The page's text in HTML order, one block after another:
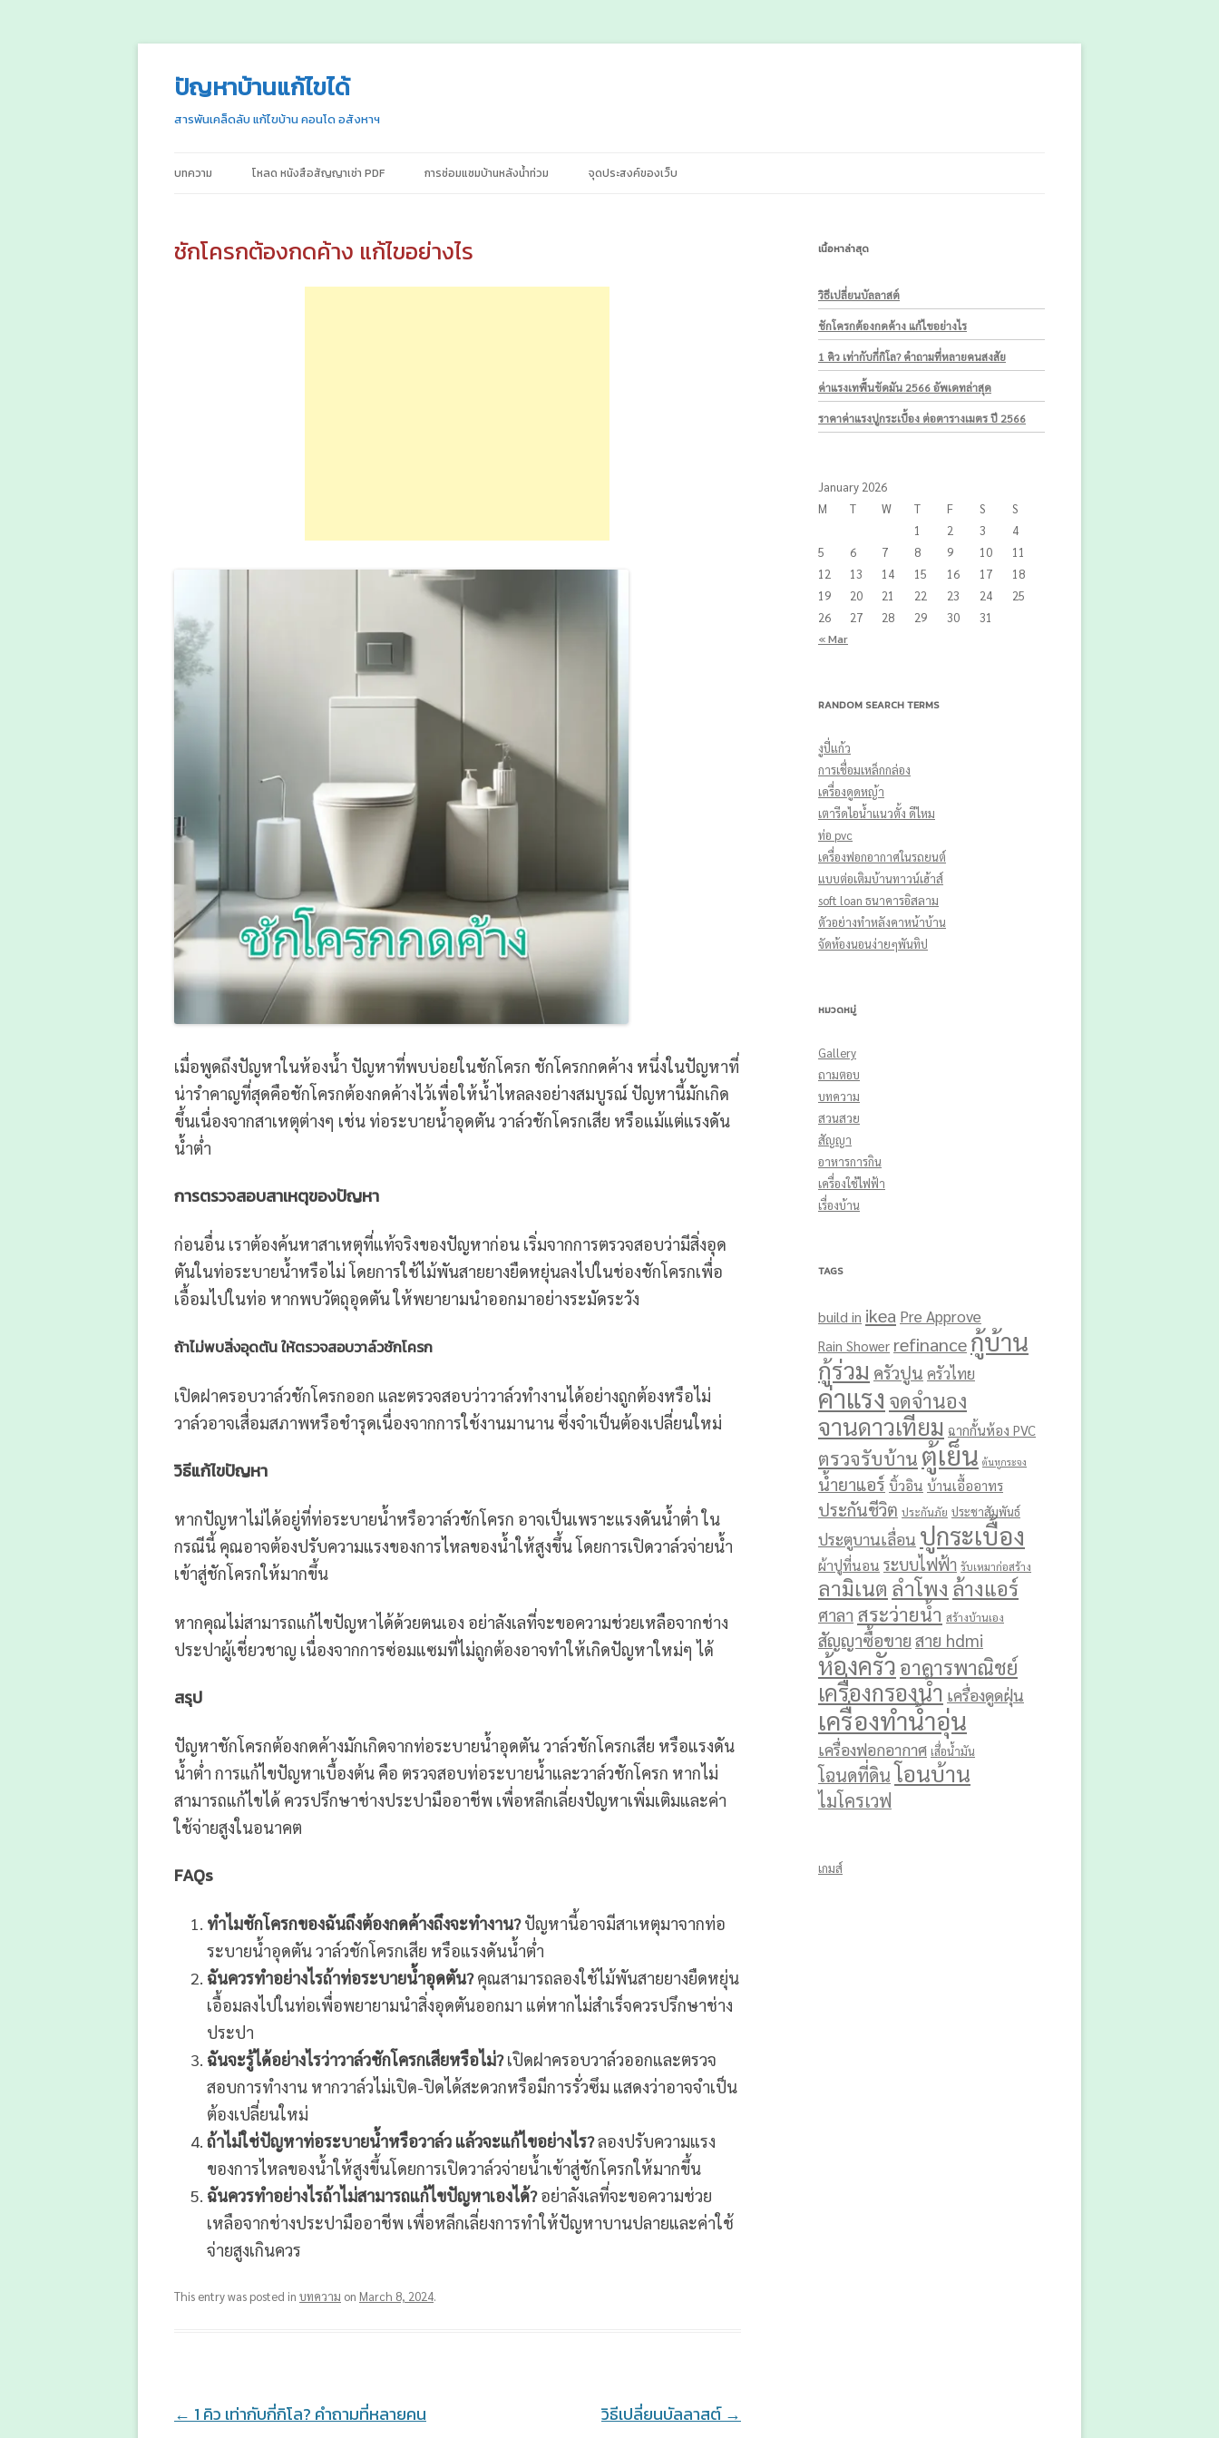
ปัญหาบ้านแก้ไขได้
สารพันเคล็ดลับ แก้ไขบ้าน คอนโด อสังหาฯ
Skip
บทความ โหลด หนังสือสัญญาเช่า PDF การซ่อมแซมบ้านหลังน้ำท่วม จุดประสงค์ของเว็บ
ชักโครกต้องกดค้าง แก้ไขอย่างไร
เมื่อพูดถึงปัญหาในห้องน้ำ ปัญหาที่พบบ่อยในชักโครก ชักโครกกดค้าง หนึ่งในปัญหาที่
น่ารำคาญที่สุดคือชักโครกต้องกดค้างไว้เพื่อให้น้ำไหลลงอย่างสมบูรณ์ ปัญหานี้มักเกิด
ขึ้นเนื่องจากสาเหตุต่างๆ เช่น ท่อระบายน้ำอุดตัน วาล์วชักโครกเสีย หรือแม้แต่แรงดัน
น้ำต่ำ
การตรวจสอบสาเหตุของปัญหา
ก่อนอื่น เราต้องค้นหาสาเหตุที่แท้จริงของปัญหาก่อน เริ่มจากการตรวจสอบว่ามีสิ่งอุด
ตันในท่อระบายน้ำหรือไม่ โดยการใช้ไม้พันสายยางยืดหยุ่นลงไปในช่องชักโครกเพื่อ
เอื้อมไปในท่อ หากพบวัตถุอุดตัน ให้พยายามนำออกมาอย่างระมัดระวัง
ถ้าไม่พบสิ่งอุดตัน ให้ตรวจสอบวาล์วชักโครก
เปิดฝาครอบวาล์วชักโครกออก และตรวจสอบว่าวาล์วทำงานได้อย่างถูกต้องหรือไม่
วาล์วอาจเสื่อมสภาพหรือชำรุดเนื่องจากการใช้งานมานาน ซึ่งจำเป็นต้องเปลี่ยนใหม่
วิธีแก้ไขปัญหา
หากปัญหาไม่ได้อยู่ที่ท่อระบายน้ำหรือวาล์วชักโครก อาจเป็นเพราะแรงดันน้ำต่ำ ใน
กรณีนี้ คุณอาจต้องปรับความแรงของการไหลของน้ำให้สูงขึ้น โดยการเปิดวาล์วจ่ายน้ำ
เข้าสู่ชักโครกให้มากขึ้น
หากคุณไม่สามารถแก้ไขปัญหาได้ด้วยตนเอง อย่าลังเลที่จะขอความช่วยเหลือจากช่าง
ประปาผู้เชี่ยวชาญ เนื่องจากการซ่อมแซมที่ไม่ถูกต้องอาจทำให้เกิดปัญหาใหม่ๆ ได้
สรุป
ปัญหาชักโครกต้องกดค้างมักเกิดจากท่อระบายน้ำอุดตัน วาล์วชักโครกเสีย หรือแรงดัน
น้ำต่ำ การแก้ไขปัญหาเบื้องต้น คือ ตรวจสอบท่อระบายน้ำและวาล์วชักโครก หากไม่
สามารถแก้ไขได้ ควรปรึกษาช่างประปามืออาชีพ เพื่อหลีกเลี่ยงปัญหาเพิ่มเติมและค่า
ใช้จ่ายสูงในอนาคต
FAQs
ทำไมชักโครกของฉันถึงต้องกดค้างถึงจะทำงาน?ปัญหานี้อาจมีสาเหตุมาจากท่อ
ระบายน้ำอุดตัน วาล์วชักโครกเสีย หรือแรงดันน้ำต่ำ
ฉันควรทำอย่างไรถ้าท่อระบายน้ำอุดตัน?คุณสามารถลองใช้ไม้พันสายยางยืดหยุ่น
เอื้อมลงไปในท่อเพื่อพยายามนำสิ่งอุดตันออกมา แต่หากไม่สำเร็จควรปรึกษาช่าง
ประปา
ฉันจะรู้ได้อย่างไรว่าวาล์วชักโครกเสียหรือไม่?เปิดฝาครอบวาล์วออกและตรวจ
สอบการทำงาน หากวาล์วไม่เปิด-ปิดได้สะดวกหรือมีการรั่วซึม แสดงว่าอาจจำเป็น
ต้องเปลี่ยนใหม่
ถ้าไม่ใช่ปัญหาท่อระบายน้ำหรือวาล์ว แล้วจะแก้ไขอย่างไร?ลองปรับความแรง
ของการไหลของน้ำให้สูงขึ้นโดยการเปิดวาล์วจ่ายน้ำเข้าสู่ชักโครกให้มากขึ้น
ฉันควรทำอย่างไรถ้าไม่สามารถแก้ไขปัญหาเองได้?อย่าลังเลที่จะขอความช่วย
เหลือจากช่างประปามืออาชีพ เพื่อหลีกเลี่ยงการทำให้ปัญหาบานปลายและค่าใช้
จ่ายสูงเกินควร
This entry was posted in บทความ on March 8, 2024.
Post
← 1 คิว เท่ากับกี่กิโล? คำถามที่หลายคน
วิธีเปลี่ยนบัลลาสต์ →
เนื้อหาล่าสุด
วิธีเปลี่ยนบัลลาสต์
ชักโครกต้องกดค้าง แก้ไขอย่างไร
1 คิว เท่ากับกี่กิโล? คำถามที่หลายคนสงสัย
ค่าแรงเทพื้นขัดมัน 2566 อัพเดทล่าสุด
ราคาค่าแรงปูกระเบื้อง ต่อตารางเมตร ปี 2566
January 2026
M
T W T F S
S
1
2 3
4
5
6 7 8 9 10
11
12
13 14 15 16 17
18
19
20 21 22 23 24
25
26
27 28 29 30 31
« Mar
RANDOM SEARCH TERMS
งูปี่แก้ว
การเชื่อมเหล็กกล่อง
เครื่องดูดหญ้า
เตารีดไอน้ําแนวตั้ง ดีไหม
ท่อ pvc
เครื่องฟอกอากาศในรถยนต์
แบบต่อเติมบ้านทาวน์เฮ้าส์
soft loan ธนาคารอิสลาม
ตัวอย่างทำหลังคาหน้าบ้าน
จัดห้องนอนง่ายๆพันทิป
หมวดหมู่
Gallery
ถามตอบ
บทความ
สวนสวย
สัญญา
อาหารการกิน
เครื่องใช้ไฟฟ้า
เรื่องบ้าน
TAGS
build in ikea Pre Approve
Rain Shower refinanceกู้บ้าน
กู้ร่วม ครัวปูน ครัวไทย
ค่าแรง จดจำนอง
จานดาวเทียม ฉากกั้นห้อง PVC
ตรวจรับบ้าน ตู้เย็น ต้นหูกระจง
น้ำยาแอร์ บิ้วอิน บ้านเอื้ออาทร
ประกันชีวิต ประกันภัย ประชาสัมพันธ์
ประตูบานเลื่อน ปูกระเบื้อง
ผ้าปูที่นอน ระบบไฟฟ้า รับเหมาก่อสร้าง
ลามิเนต ลำโพง ล้างแอร์
ศาลา สระว่ายน้ำ สร้างบ้านเอง
สัญญาซื้อขาย สาย hdmi
ห้องครัว อาคารพาณิชย์
เครื่องกรองน้ำ เครื่องดูดฝุ่น
เครื่องทำน้ำอุ่น
เครื่องฟอกอากาศ เสื่อน้ำมัน
โฉนดที่ดินโอนบ้าน
ไมโครเวฟ
เกมส์